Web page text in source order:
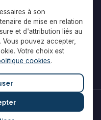
Tous droits réservés
à son
de mise en relation
et d'attribution liés au
Vous pouvez accepter,
Votre choix est
cookies.